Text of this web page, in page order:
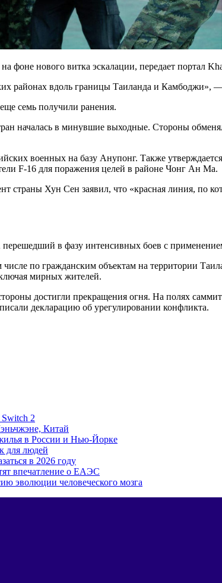
фоне нового витка эскалации, передает портал
районах вдоль границы Таиланда и Камбоджи»,
семь получили ранения.
началась в минувшие выходные. Стороны
военных на базу Анупонг. Также
F-16 для поражения целей в районе Чонг Ан Ма.
страны Хун Сен заявил, что «красная линия, по
в фазу интенсивных боев с
по гражданским объектам на территории
мирных жителей.
достигли прекращения огня. На полях
декларацию об урегулировании конфликта.
2
Китай
в России и Нью-Йорке
для людей
в 2026 году
впечатление о ЕАЭС
эволюции человеческого мозга